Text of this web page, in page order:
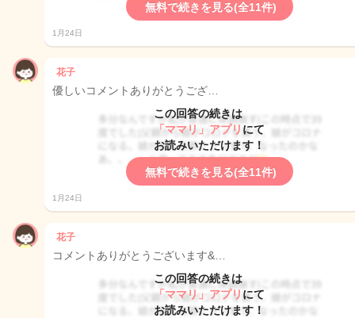
無料で続きを見る(全11件)
1月24日
花子
優しいコメントありがとうござ…
この回答の続きは
「ママリ」アプリ にて
お読みいただけます！
無料で続きを見る(全11件)
1月24日
花子
コメントありがとうございます&…
この回答の続きは
「ママリ」アプリ にて
お読みいただけます！